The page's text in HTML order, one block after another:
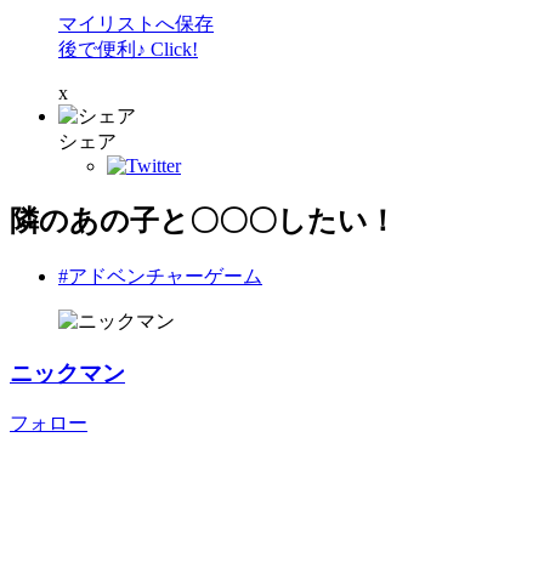
マイリストへ保存
後で便利♪ Click!
x
シェア
隣のあの子と〇〇〇したい！
#アドベンチャーゲーム
ニックマン
フォロー